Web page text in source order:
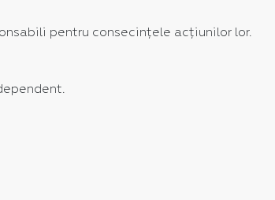
pentru consecințele acțiunilor lor.